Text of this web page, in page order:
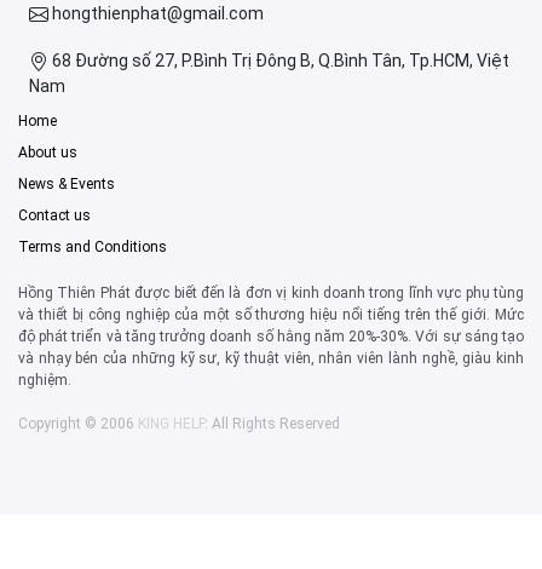
hongthienphat@gmail.com
68 Đường số 27, P.Bình Trị Đông B, Q.Bình Tân, Tp.HCM, Việt
Nam
Home
About us
News & Events
Contact us
Terms and Conditions
Hồng Thiên Phát được biết đến là đơn vị kinh doanh trong lĩnh vực phụ tùng
và thiết bị công nghiệp của một số thương hiệu nổi tiếng trên thế giới. Mức
độ phát triển và tăng trưởng doanh số hằng năm 20%-30%. Với sự sáng tạo
và nhạy bén của những kỹ sư, kỹ thuật viên, nhân viên lành nghề, giàu kinh
nghiệm.
Copyright © 2006 KING HELP. All Rights Reserved